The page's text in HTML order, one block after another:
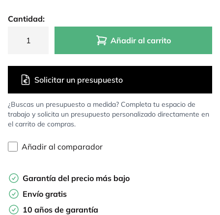
Cantidad:
Añadir al carrito
¿Buscas un presupuesto a medida? Completa tu espacio de
trabajo y solicita un presupuesto personalizado directamente en
el carrito de compras.
Solicitar un presupuesto
Añadir al comparador
Garantía del precio más bajo
Envío gratis
10 años de garantía